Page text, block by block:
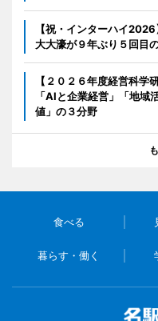
【祝・インターハイ
大大濠が９年ぶり５回目
【２０２６年度経営科学
「AIと企業経営」「地域
値」の３分野
食べる
暮らす・働く